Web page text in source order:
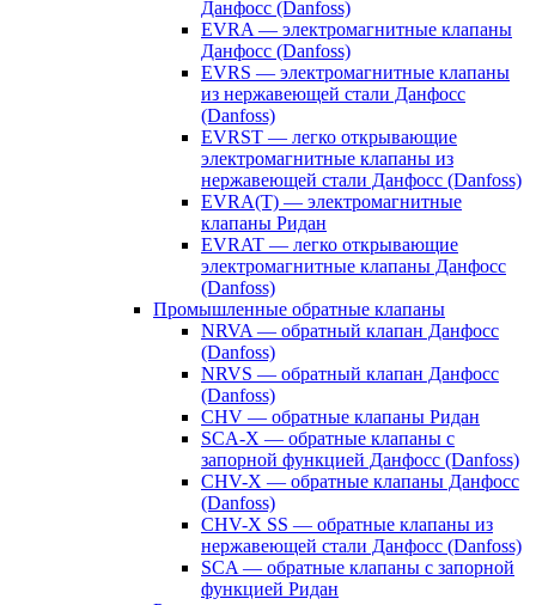
Данфосс (Danfoss)
EVRA — электромагнитные клапаны
Данфосс (Danfoss)
EVRS — электромагнитные клапаны
из нержавеющей стали Данфосс
(Danfoss)
EVRST — легко открывающие
электромагнитные клапаны из
нержавеющей стали Данфосс (Danfoss)
EVRA(T) — электромагнитные
клапаны Ридан
EVRAT — легко открывающие
электромагнитные клапаны Данфосс
(Danfoss)
Промышленные обратные клапаны
NRVA — обратный клапан Данфосс
(Danfoss)
NRVS — обратный клапан Данфосс
(Danfoss)
CHV — обратные клапаны Ридан
SCA-X — обратные клапаны с
запорной функцией Данфосс (Danfoss)
CHV-X — обратные клапаны Данфосс
(Danfoss)
CHV-X SS — обратные клапаны из
нержавеющей стали Данфосс (Danfoss)
SCA — обратные клапаны с запорной
функцией Ридан